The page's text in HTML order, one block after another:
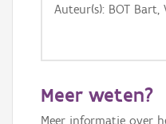
Basis Lagen
GRB-Basiskaart
Auteur(s): BOT Bart,
Meer weten?
Meer informatie over